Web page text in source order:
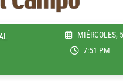
MIÉRCOLES,
7:51 PM